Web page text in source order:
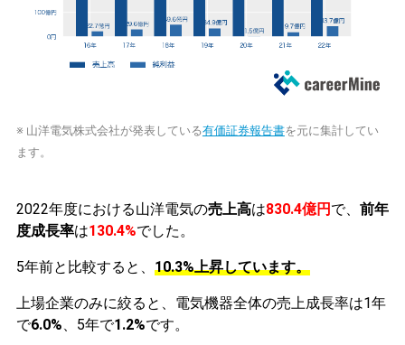
※ 山洋電気株式会社が発表している有価証券報告書を元に集計してい
ます。
2022年度における山洋電気の売上高は830.4億円 で、 前年
度成長率は130.4%でした。
5年前と比較すると、 10.3%上昇しています。
上場企業のみに絞ると、電気機器全体の売上成長率は1年
で6.0%、5年で1.2%です。